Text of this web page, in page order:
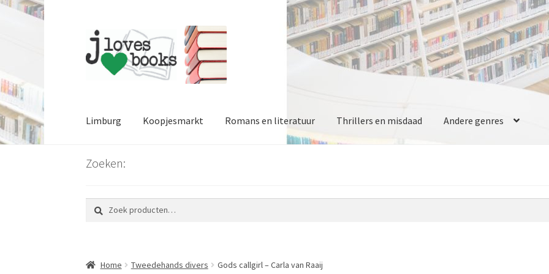
Ga
door
naar
navigatie
Ga
naar
de
inhoud
Limburg Koopjesmarkt Romans en literatuur Thrillers en misdaad Andere genres
Zoeken:
Zoeken
naar:
Zoeken
Home Tweedehands divers Gods callgirl – Carla van Raaij